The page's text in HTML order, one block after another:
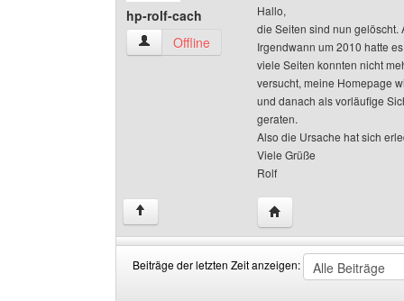
hp-rolf-cach
hp-rolf-cach Benutzer-Profile anzeigen
Offline
Hallo,
die Seiten sind nun
Irgendwann um 2010 hatte
viele Seiten konnten nicht
versucht, meine Homepage
und danach als vorläufige
geraten.
Also die Ursache hat sich
Viele Grüße
Rolf
↑ Website dieses
Beiträge der letzten Zeit anzeigen: